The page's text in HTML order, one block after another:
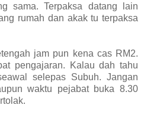
sama. Terpaksa datang lain
rumah dan akak tu terpaksa
jam pun kena cas RM2.
pengajaran. Kalau dah tahu
selepas Subuh. Jangan
waktu pejabat buka 8.30